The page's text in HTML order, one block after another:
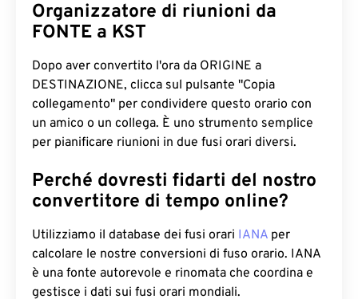
Organizzatore di riunioni da
FONTE a KST
Dopo aver convertito l'ora da ORIGINE a
DESTINAZIONE, clicca sul pulsante "Copia
collegamento" per condividere questo orario con
un amico o un collega. È uno strumento semplice
per pianificare riunioni in due fusi orari diversi.
Perché dovresti fidarti del nostro
convertitore di tempo online?
Utilizziamo il database dei fusi orari IANA per
calcolare le nostre conversioni di fuso orario. IANA
è una fonte autorevole e rinomata che coordina e
gestisce i dati sui fusi orari mondiali.